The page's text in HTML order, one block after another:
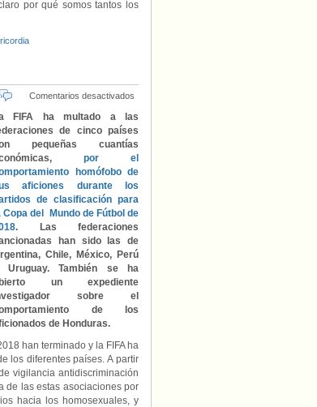
por qué somos tantos los
Comentarios desactivados
FIFA ha multado a las
de cinco países
pequeñas cuantías
por el
homófobo de
aficiones durante los
de clasificación para
Copa del Mundo de Fútbol de
. Las federaciones
han sido las de
Chile, México, Perú
Uruguay. También se ha
un expediente
sobre el
de los
de Honduras.
han terminado y la FIFA ha
los diferentes países. A partir
vigilancia antidiscriminación
de las estas asociaciones por
hacia los homosexuales, y